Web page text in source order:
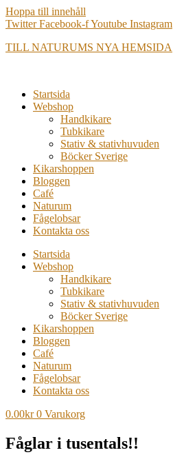
Hoppa till innehåll
Twitter Facebook-fYoutube Instagram
TILL NATURUMS NYA HEMSIDA
Startsida
Webshop
Handkikare
Tubkikare
Stativ & stativhuvuden
Böcker Sverige
Kikarshoppen
Bloggen
Café
Naturum
Fågelobsar
Kontakta oss
Startsida
Webshop
Handkikare
Tubkikare
Stativ & stativhuvuden
Böcker Sverige
Kikarshoppen
Bloggen
Café
Naturum
Fågelobsar
Kontakta oss
0.00kr 0 Varukorg
Fåglar i tusentals!!